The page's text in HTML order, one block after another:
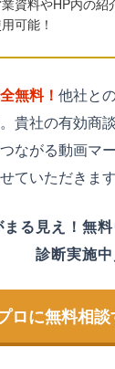
資料やHP内の紹
可能！
無料！ 他社と
貴社の有効商
ながる動画マ
ていただきます
まる見え！無
診断実施中
ロに無料相談